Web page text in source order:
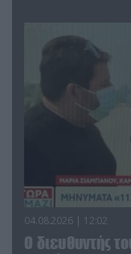
04.08.2026 | 12:02
O διευθυντής